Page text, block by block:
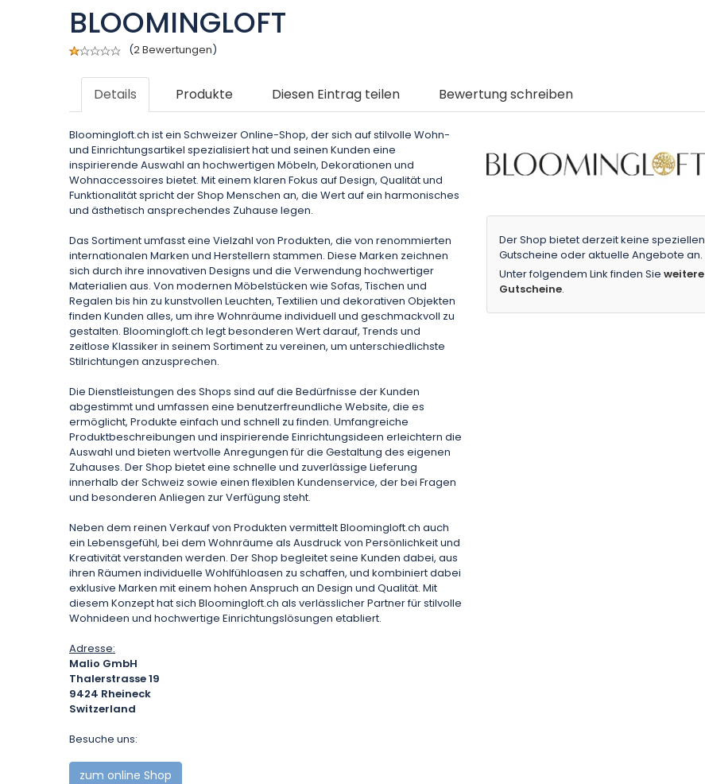
BLOOMINGLOFT
(2 Bewertungen)
Details Produkte Diesen Eintrag teilen Bewertung schreiben
Bloomingloft.ch ist ein Schweizer Online-Shop, der sich auf stilvolle Wohn-
und Einrichtungsartikel spezialisiert hat und seinen Kunden eine
inspirierende Auswahl an hochwertigen Möbeln, Dekorationen und
Wohnaccessoires bietet. Mit einem klaren Fokus auf Design, Qualität und
Funktionalität spricht der Shop Menschen an, die Wert auf ein harmonisches
und ästhetisch ansprechendes Zuhause legen.
Das Sortiment umfasst eine Vielzahl von Produkten, die von renommierten
internationalen Marken und Herstellern stammen. Diese Marken zeichnen
sich durch ihre innovativen Designs und die Verwendung hochwertiger
Materialien aus. Von modernen Möbelstücken wie Sofas, Tischen und
Regalen bis hin zu kunstvollen Leuchten, Textilien und dekorativen Objekten
finden Kunden alles, um ihre Wohnräume individuell und geschmackvoll zu
gestalten. Bloomingloft.ch legt besonderen Wert darauf, Trends und
zeitlose Klassiker in seinem Sortiment zu vereinen, um unterschiedlichste
Stilrichtungen anzusprechen.
Die Dienstleistungen des Shops sind auf die Bedürfnisse der Kunden
abgestimmt und umfassen eine benutzerfreundliche Website, die es
ermöglicht, Produkte einfach und schnell zu finden. Umfangreiche
Produktbeschreibungen und inspirierende Einrichtungsideen erleichtern die
Auswahl und bieten wertvolle Anregungen für die Gestaltung des eigenen
Zuhauses. Der Shop bietet eine schnelle und zuverlässige Lieferung
innerhalb der Schweiz sowie einen flexiblen Kundenservice, der bei Fragen
und besonderen Anliegen zur Verfügung steht.
Neben dem reinen Verkauf von Produkten vermittelt Bloomingloft.ch auch
ein Lebensgefühl, bei dem Wohnräume als Ausdruck von Persönlichkeit und
Kreativität verstanden werden. Der Shop begleitet seine Kunden dabei, aus
ihren Räumen individuelle Wohlfühloasen zu schaffen, und kombiniert dabei
exklusive Marken mit einem hohen Anspruch an Design und Qualität. Mit
diesem Konzept hat sich Bloomingloft.ch als verlässlicher Partner für stilvolle
Wohnideen und hochwertige Einrichtungslösungen etabliert.
Adresse:
Malio GmbH
Thalerstrasse 19
9424 Rheineck
Switzerland
Besuche uns:
zum online Shop
Der Shop bietet derzeit keine speziellen
Gutscheine oder aktuelle Angebote an.
Unter folgendem Link finden Sie weitere
Gutscheine.